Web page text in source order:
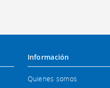
Información
Quienes somos